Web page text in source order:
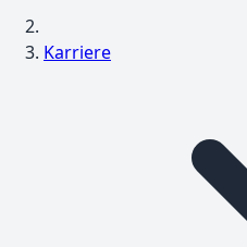
Karriere